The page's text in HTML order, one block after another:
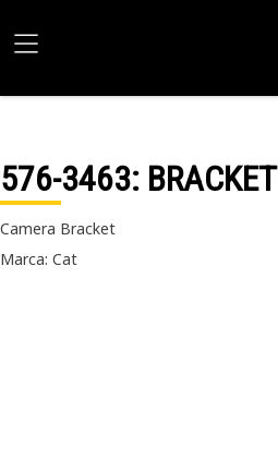
576-3463: BRACKET
Camera Bracket
Marca: Cat